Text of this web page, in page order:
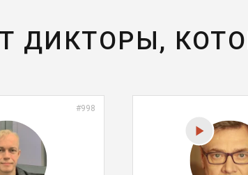
ДИКТОРЫ,
#998